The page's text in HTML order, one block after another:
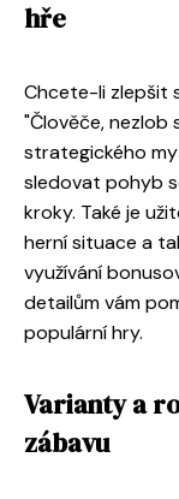
hře
Chcete-li zlepšit
"Člověče, nezlob
strategického
sledovat pohyb
kroky. Také je
herní situace a
využívání
detailům vám
populární hry.
Varianty a
zábavu